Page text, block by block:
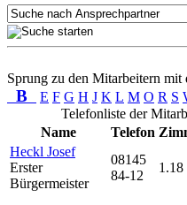
Sprung zu den Mitarbeitern mit
B E F G H J K L M O R S
Telefonliste der
Name
Telefon
Heckl Josef
Erster
Bürgermeister
08145
84-12
1.18